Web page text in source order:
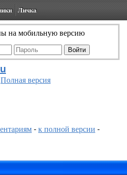
Личка
на мобильную версию
Полная версия
-к полной версии -